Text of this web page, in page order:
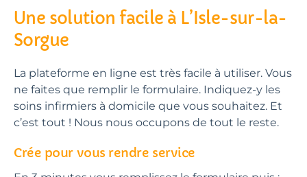
Une solution facile à L’Isle-sur-la-
Sorgue
La plateforme en ligne est très facile à utiliser. Vous
ne faites que remplir le formulaire. Indiquez-y les
soins infirmiers à domicile que vous souhaitez. Et
c’est tout ! Nous nous occupons de tout le reste.
Crée pour vous rendre service